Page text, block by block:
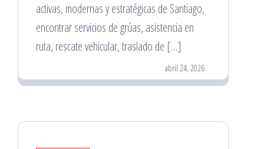
activas, modernas y estratégicas de Santiago,
encontrar servicios de grúas, asistencia en
ruta, rescate vehicular, traslado de […]
abril 24, 2026